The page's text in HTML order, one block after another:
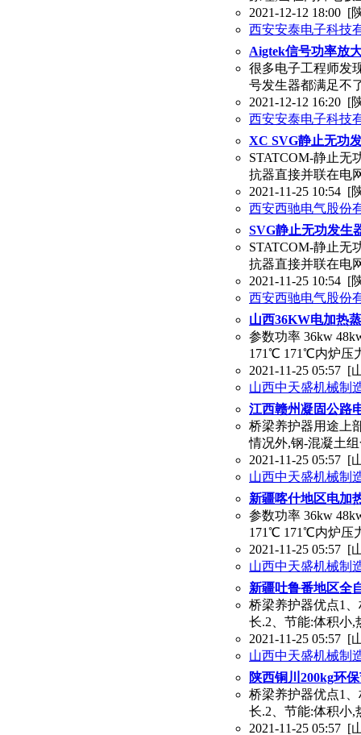
2021-12-12 18:00 [
西安安泰电子科技
Aigtek信号功率放
很多电子工程师发
号发生器都满足不
2021-12-12 16:20 [
西安安泰电子科技
XC SVG静止无功
STATCOM-静止无
抗器直接并联在电
2021-11-25 10:54 [
西安西驰电气股份
SVG静止无功发生
STATCOM-静止无
抗器直接并联在电
2021-11-25 10:54 [
西安西驰电气股份
山西36KW电加热
参数功率 36kw
171℃ 171℃内炉压
2021-11-25 05:57 [
山西中天盛机械制
江西赣州凝固公路
桥梁养护器用途上
情况外,钢-混凝土
2021-11-25 05:57 [
山西中天盛机械制
新疆喀什地区电加
参数功率 36kw
171℃ 171℃内炉压
2021-11-25 05:57 [
山西中天盛机械制
新疆吐鲁番地区全
桥梁养护器优点1
长.2、节能:体积小,
2021-11-25 05:57 [
山西中天盛机械制
陕西铜川200kg环
桥梁养护器优点1
长.2、节能:体积小,
2021-11-25 05:57 [